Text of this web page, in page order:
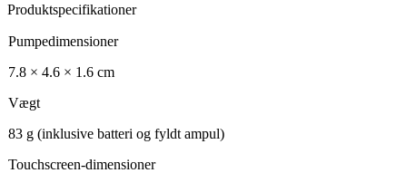
Produktspecifikationer
Pumpedimensioner
7.8 × 4.6 × 1.6 cm
Vægt
83 g (inklusive batteri og fyldt ampul)
Touchscreen-dimensioner